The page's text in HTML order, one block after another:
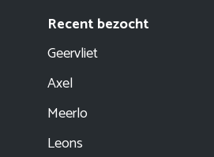
Recent bezocht
Geervliet
Axel
Meerlo
Leons